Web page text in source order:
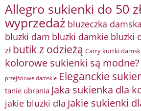
Allegro sukienki do 50
wyprzedaż bluzeczka damska
bluzki dam bluzki damkie bluzki
zł butik z odzieżą Carry kurtki
kolorowe sukienki są modne?
przejściowe damskie Eleganckie
tanie ubrania Jaka sukienka dla
jakie bluzki dla Jakie sukienki